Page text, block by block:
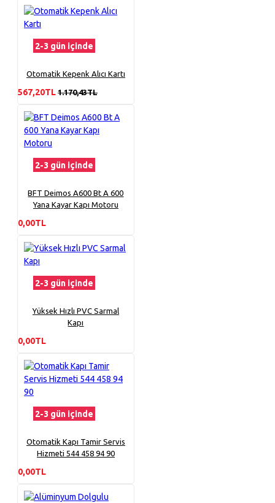
2-3 gün içinde
Otomatik Kepenk Alıcı Kartı
567,20TL 1.170,43TL
2-3 gün içinde
BFT Deimos A600 Bt A 600
Yana Kayar Kapı Motoru
0,00TL
2-3 gün içinde
Yüksek Hızlı PVC Sarmal
Kapı
0,00TL
2-3 gün içinde
Otomatik Kapı Tamir Servis
Hizmeti 544 458 94 90
0,00TL